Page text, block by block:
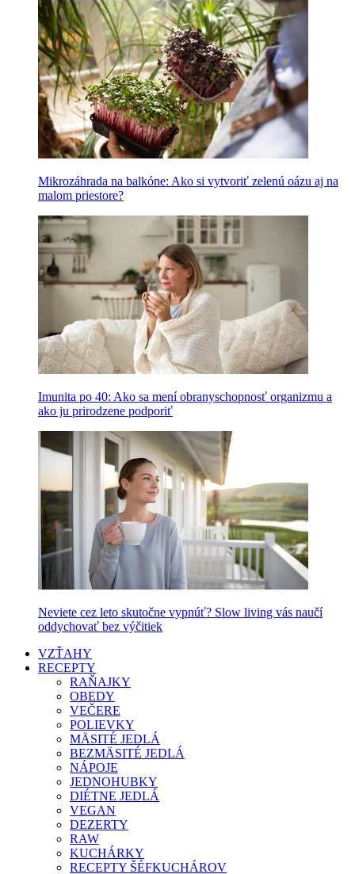
Mikrozáhrada na balkóne: Ako si vytvoriť zelenú oázu aj na
malom priestore?
Imunita po 40: Ako sa mení obranyschopnosť organizmu a
ako ju prirodzene podporiť
Neviete cez leto skutočne vypnúť? Slow living vás naučí
oddychovať bez výčitiek
VZŤAHY
RECEPTY
RAŇAJKY
OBEDY
VEČERE
POLIEVKY
MÄSITÉ JEDLÁ
BEZMÄSITÉ JEDLÁ
NÁPOJE
JEDNOHUBKY
DIÉTNE JEDLÁ
VEGAN
DEZERTY
RAW
KUCHÁRKY
RECEPTY ŠÉFKUCHÁROV